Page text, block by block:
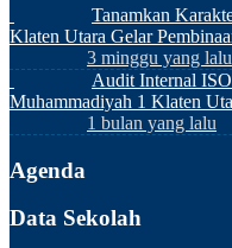
Tanamkan
Klaten Utara Gelar
3 minggu yang lalu
Audit Internal
Muhammadiyah 1 Klaten
1 bulan yang lalu
Agenda
Data Sekolah